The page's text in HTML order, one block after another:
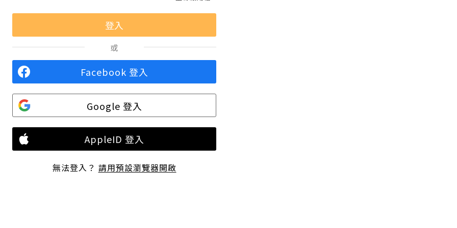
或
Facebook 登入
Google 登入
AppleID 登入
無法登入？ 請用預設瀏覽器開啟